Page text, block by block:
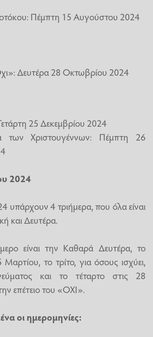
Πέμπτη 15 Αυγούστου 2024
Δευτέρα 28 Οκτωβρίου 2024
25 Δεκεμβρίου 2024
των Χριστουγέννων: Πέμπτη 26
2024
υπάρχουν 4 τριήμερα, που όλα είναι
και Δευτέρα.
είναι την Καθαρά Δευτέρα, το
το τρίτο, για όσους ισχύει,
και το τέταρτο στις 28
επέτειο του «ΟΧΙ».
οι ημερομηνίες: